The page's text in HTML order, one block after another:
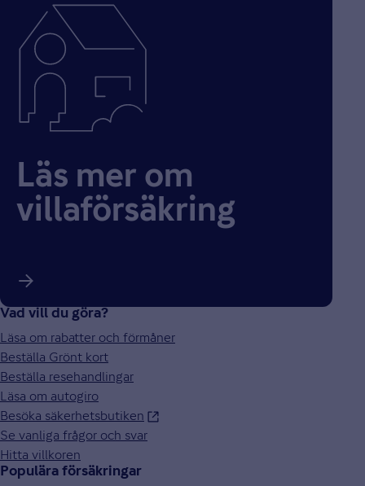
Läs mer om
villaförsäkring
Vad vill du göra?
Läsa om rabatter och förmåner
Beställa Grönt kort
Beställa resehandlingar
Läsa om autogiro
Besöka säkerhetsbutiken
Se vanliga frågor och svar
Hitta villkoren
Populära försäkringar